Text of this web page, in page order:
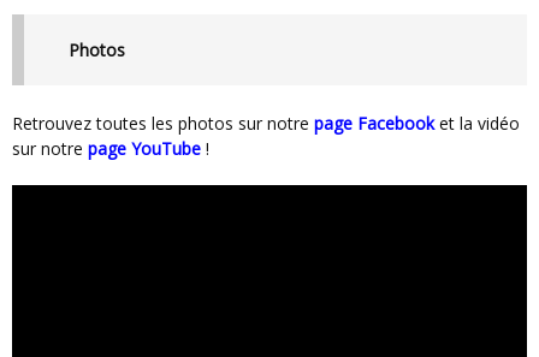
Photos
Retrouvez toutes les photos sur notre page Facebooket la vidéo
sur notre page YouTube !